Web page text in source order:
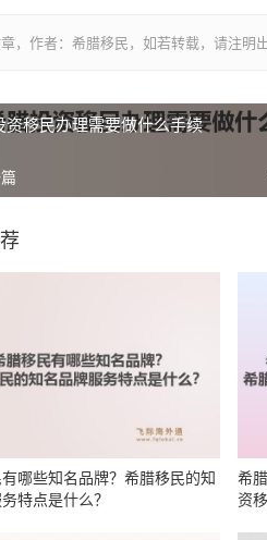
章，作者：希腊移民，如若转载，请注
资移民办理需要做什么手续
哪些知名品牌？希腊移民的知
特点是什么？
希
资